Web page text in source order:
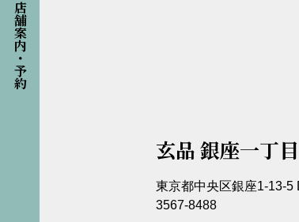
店舗案内・予約
玄品 銀座一丁
東京都中央区銀座1-13-
3567-8488